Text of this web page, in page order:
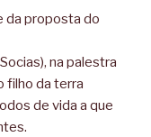
da proposta do
na palestra
filho da terra
de vida a que